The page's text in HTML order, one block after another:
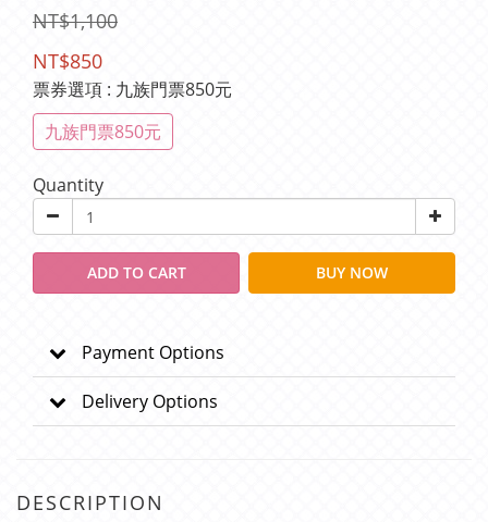
NT$1,100
NT$850
票券選項 : 九族門票850元
九族門票850元
Quantity
ADD TO CART BUY NOW
Payment Options
Delivery Options
DESCRIPTION